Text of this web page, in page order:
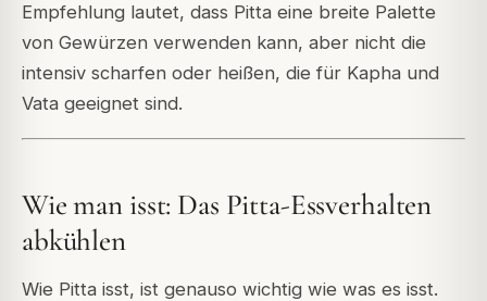
Empfehlung lautet, dass Pitta eine breite Palette
von Gewürzen verwenden kann, aber nicht die
intensiv scharfen oder heißen, die für Kapha und
Vata geeignet sind.
Wie man isst: Das Pitta-Essverhalten
abkühlen
Wie Pitta isst, ist genauso wichtig wie was es isst.